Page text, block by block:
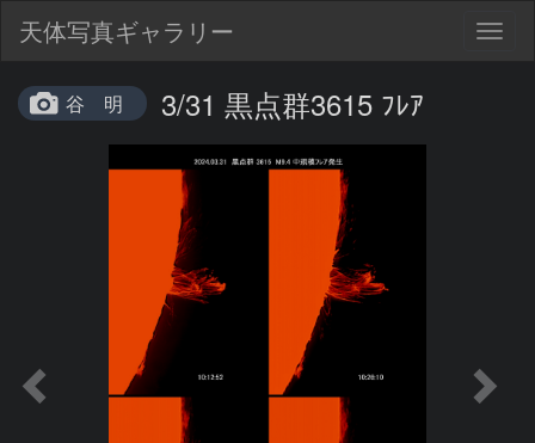
天体写真ギャラリー
谷 明 3/31 黒点群3615 ﾌﾚｱ